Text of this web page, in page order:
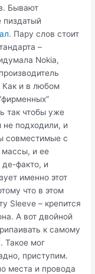
Бывают
пиздатый
. Пару слов стоит
–
Nokia,
Как и в любом
так чтобы уже
подходили, и
совместимые с
массы, и ее
факто, и
именно этот
что в этом
Sleeve – крепится
А вот двойной
к самому
Такое мог
приступим.
места и провода